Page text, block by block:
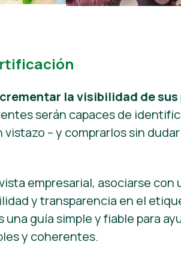
la visibilidad de
serán capaces de
– y comprarlos sin
empresarial, asociarse
y transparencia en el
una guía simple y fiable para
y coherentes.